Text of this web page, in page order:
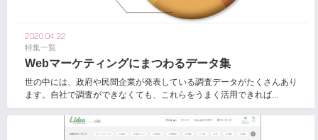
2020.04.22
特集一覧
Webマーケティングにまつわるデータ集
世の中には、政府や民間企業が発表している調査データがたくさんあり
ます。自社で調査ができなくても、これらをうまく活用できれば...